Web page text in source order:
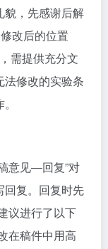
貌，先感谢后解
改后的位置
需提供充分文
修改的实验条
意见—回复”对
回复。回复时先
议进行了以下
在稿件中用高